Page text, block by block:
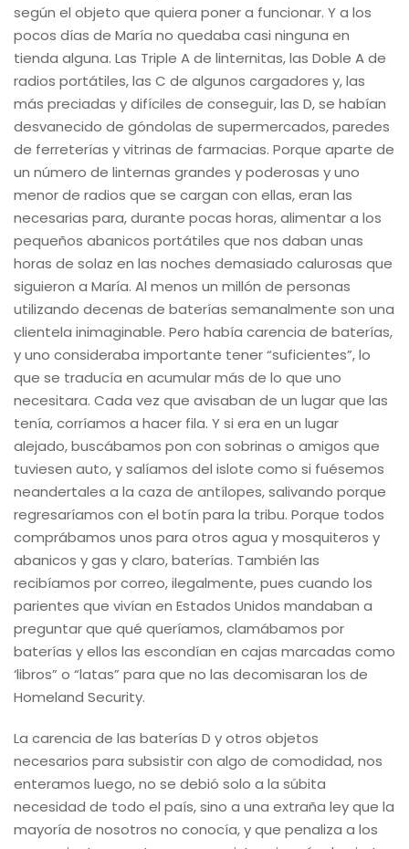
según el objeto que quiera poner a funcionar. Y a los
pocos días de María no quedaba casi ninguna en
tienda alguna. Las Triple A de linternitas, las Doble A de
radios portátiles, las C de algunos cargadores y, las
más preciadas y difíciles de conseguir, las D, se habían
desvanecido de góndolas de supermercados, paredes
de ferreterías y vitrinas de farmacias. Porque aparte de
un número de linternas grandes y poderosas y uno
menor de radios que se cargan con ellas, eran las
necesarias para, durante pocas horas, alimentar a los
pequeños abanicos portátiles que nos daban unas
horas de solaz en las noches demasiado calurosas que
siguieron a María. Al menos un millón de personas
utilizando decenas de baterías semanalmente son una
clientela inimaginable. Pero había carencia de baterías,
y uno consideraba importante tener “suficientes”, lo
que se traducía en acumular más de lo que uno
necesitara. Cada vez que avisaban de un lugar que las
tenía, corríamos a hacer fila. Y si era en un lugar
alejado, buscábamos pon con sobrinas o amigos que
tuviesen auto, y salíamos del islote como si fuésemos
neandertales a la caza de antílopes, salivando porque
regresaríamos con el botín para la tribu. Porque todos
comprábamos unos para otros agua y mosquiteros y
abanicos y gas y claro, baterías. También las
recibíamos por correo, ilegalmente, pues cuando los
parientes que vivían en Estados Unidos mandaban a
preguntar que qué queríamos, clamábamos por
baterías y ellos las escondían en cajas marcadas como
‘libros” o “latas” para que no las decomisaran los de
Homeland Security.
La carencia de las baterías D y otros objetos
necesarios para subsistir con algo de comodidad, nos
enteramos luego, no se debió solo a la súbita
necesidad de todo el país, sino a una extraña ley que la
mayoría de nosotros no conocía, y que penaliza a los